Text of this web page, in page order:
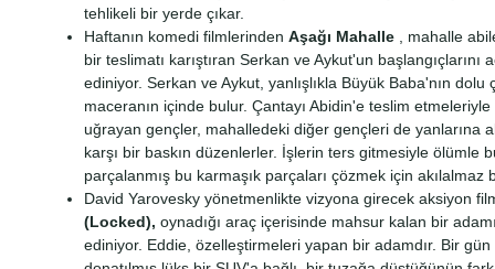
tehlikeli bir yerde çıkar.
Haftanın komedi filmlerinden Aşağı Mahalle , mahalle
bir teslimatı karıştıran Serkan ve Aykut'un başlangıçlarını
ediniyor. Serkan ve Aykut, yanlışlıkla Büyük Baba'nın dolu
maceranın içinde bulur. Çantayı Abidin'e teslim etmeleriyle
uğrayan gençler, mahalledeki diğer gençleri de yanlarına
karşı bir baskın düzenlerler. İşlerin ters gitmesiyle ölümle
parçalanmış bu karmaşık parçaları çözmek için akılalmaz
David Yarovesky yönetmenlikte vizyona girecek aksiyon
(Locked), oynadığı araç içerisinde mahsur kalan bir
ediniyor. Eddie, özelleştirmeleri yapan bir adamdır. Bir